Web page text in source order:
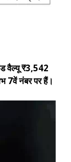
वैल्यू ₹3,542
7वें नंबर पर हैं।